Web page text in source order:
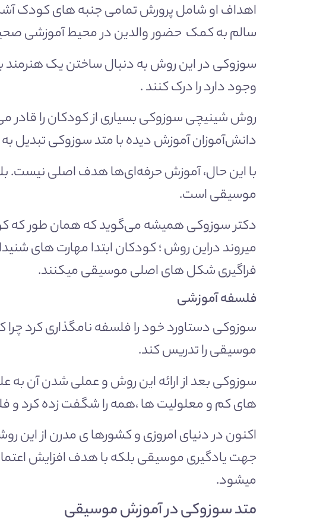
اهداف او شامل پرورش تمامی جنبه های کودک
سالم به کمک حضور والدین در محیط آموزشی
سوزوکی در این روش به دنبال ساختن یک
وجود دارد را درک کنند .
روش شینیچی سوزوکی بسیاری از کودکان را قادر
دانش‌آموزان آموزش دیده با متد سوزوکی تبدیل به
با این حال، آموزش حرفه‌ای‌ها هدف اصلی نیست.
موسیقی است.
دکتر سوزوکی همیشه می‌گوید که همان طور که
میروند دراین روش ؛ کودکان ابتدا مهارت های
فراگیری شکل های اصلی موسیقی میکنند.
فلسفه آموزشی
سوزوکی دستاورد خود را فلسفه نامگذاری کرد چرا
موسیقی را تدریس کند.
سوزوکی بعد از ارائه این روش و عملی شدن آن به
های کم و معلولیت ها ،همه را شگفت زده کرد و
اکنون در دنیای امروزی و کشورها ی مدرن از
جهت یادگیری موسیقی بلکه با هدف افزایش
میشود.
متد سوزوکی در آموزش موسیقی